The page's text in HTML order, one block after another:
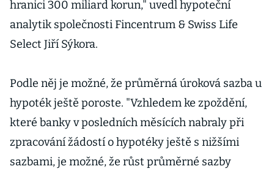
hranici 300 miliard korun," uvedl hypoteční
analytik společnosti Fincentrum & Swiss Life
Select Jiří Sýkora.
Podle něj je možné, že průměrná úroková sazba u
hypoték ještě poroste. "Vzhledem ke zpoždění,
které banky v posledních měsících nabraly při
zpracování žádostí o hypotéky ještě s nižšími
sazbami, je možné, že růst průměrné sazby